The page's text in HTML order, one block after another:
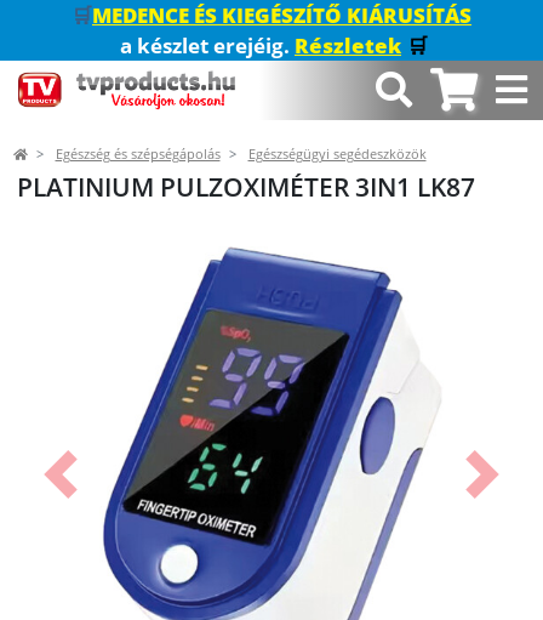
🛒MEDENCE ÉS KIEGÉSZÍTŐ KIÁRUSÍTÁS
a készlet erejéig. Részletek 🛒
Egészség és szépségápolás Egészségügyi segédeszközök
PLATINIUM PULZOXIMÉTER 3IN1 LK87
Előző